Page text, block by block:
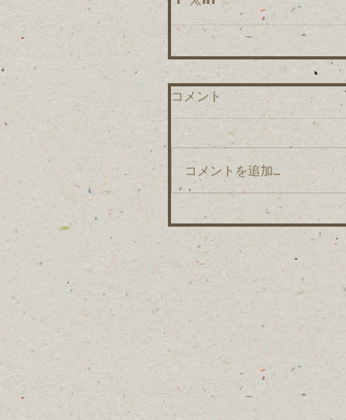
コメント
コメントを追加…